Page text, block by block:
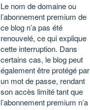
Le nom de domaine ou
l’abonnement premium de
ce blog n’a pas été
renouvelé, ce qui explique
cette interruption. Dans
certains cas, le blog peut
également être protégé par
un mot de passe, rendant
son accès limité tant que
l’abonnement premium n’a